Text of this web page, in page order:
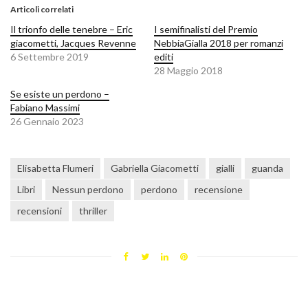
Articoli correlati
Il trionfo delle tenebre – Eric
giacometti, Jacques Revenne
6 Settembre 2019
I semifinalisti del Premio
NebbiaGialla 2018 per romanzi
editi
28 Maggio 2018
Se esiste un perdono –
Fabiano Massimi
26 Gennaio 2023
Elisabetta Flumeri Gabriella Giacometti gialli
guanda
Libri
Nessun perdono perdono
recensione
recensioni
thriller